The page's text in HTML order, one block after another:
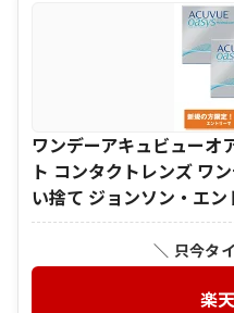
ワンデーアキュビューオ
ト コンタクトレンズ ワ
い捨て ジョンソン・エ
＼ 只今タ
楽